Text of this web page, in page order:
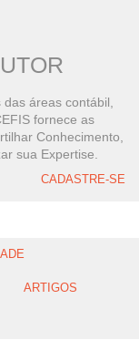
áreas contábil,
fornece as
Conhecimento,
sua Expertise.
CADASTRE-SE
ARTIGOS